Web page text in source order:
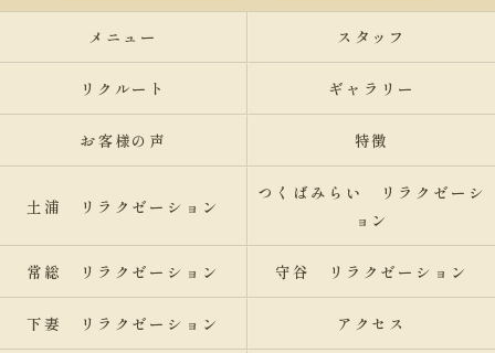
メニュー スタッフ
リクルート ギャラリー
お客様の声 特徴
土浦 リラクゼーション
つくばみらい リラクゼーシ
ョン
常総 リラクゼーション 守谷 リラクゼーション
下妻 リラクゼーション アクセス